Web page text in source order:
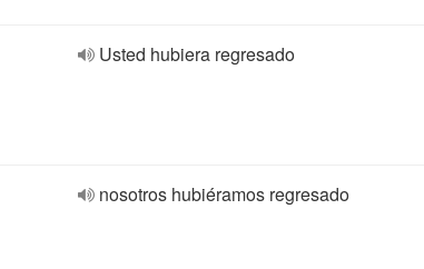
Usted hubiera regresado
nosotros hubiéramos regresado